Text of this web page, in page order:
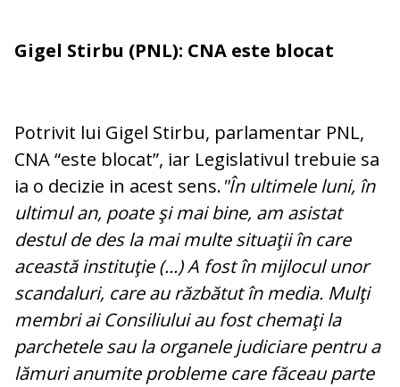
Gigel Stirbu (PNL): CNA este blocat
Potrivit lui Gigel Stirbu, parlamentar PNL,
CNA “este blocat”, iar Legislativul trebuie sa
ia o decizie in acest sens."În ultimele luni, în
ultimul an, poate şi mai bine, am asistat
destul de des la mai multe situaţii în care
această instituţie (...) A fost în mijlocul unor
scandaluri, care au răzbătut în media. Mulţi
membri ai Consiliului au fost chemaţi la
parchetele sau la organele judiciare pentru a
lămuri anumite probleme care făceau parte